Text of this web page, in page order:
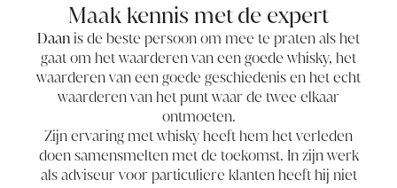
Maak kennis met de expert
Daan is de beste persoon om mee te praten als het
gaat om het waarderen van een goede whisky, het
waarderen van een goede geschiedenis en het echt
waarderen van het punt waar de twee elkaar
ontmoeten.
Zijn ervaring met whisky heeft hem het verleden
doen samensmelten met de toekomst. In zijn werk
als adviseur voor particuliere klanten heeft hij niet